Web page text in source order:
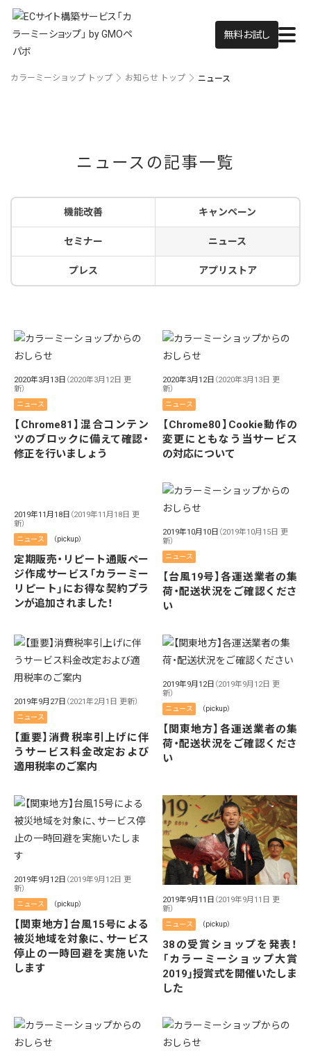
無料お試し
カラーミーショップ トップ お知らせ トップ ニュース
ニュースの記事一覧
機能改善 キャンペーン
セミナー ニュース
プレス アプリストア
2020年3月13日 （2020年3月12日 更
新）
ニュース
【Chrome81】混合コンテン
ツのブロックに備えて確認・
修正を行いましょう
2020年3月12日 （2020年3月13日 更
新）
ニュース
【Chrome80】Cookie動作の
変更にともなう当サービス
の対応について
2019年11月18日 （2019年11月18日 更
新）
ニュース （pickup）
定期販売・リピート通販ペー
ジ作成サービス「カラーミー
リピート」にお得な契約プラ
ンが追加されました！
2019年10月10日 （2019年10月15日 更
新）
ニュース
【台風19号】各運送業者の集
荷・配送状況をご確認くださ
い
2019年9月27日 （2021年2月1日 更新）
ニュース
【重要】消費税率引上げに伴
うサービス料金改定および
適用税率のご案内
2019年9月12日 （2019年9月12日 更
新）
ニュース （pickup）
【関東地方】各運送業者の集
荷・配送状況をご確認くださ
い
2019年9月12日 （2019年9月12日 更
新）
ニュース （pickup）
【関東地方】台風15号による
被災地域を対象に、サービス
停止の一時回避を実施いた
します
2019年9月11日 （2019年9月11日 更
新）
ニュース （pickup）
38の受賞ショップを発表！
「カラーミーショップ大賞
2019」授賞式を開催いたしま
した